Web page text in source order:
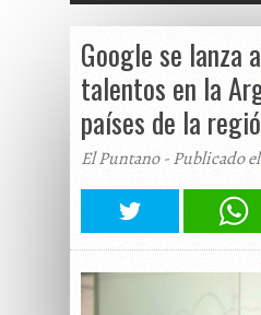
Google se lanza
talentos en la
países de la
El Puntano - Publicado